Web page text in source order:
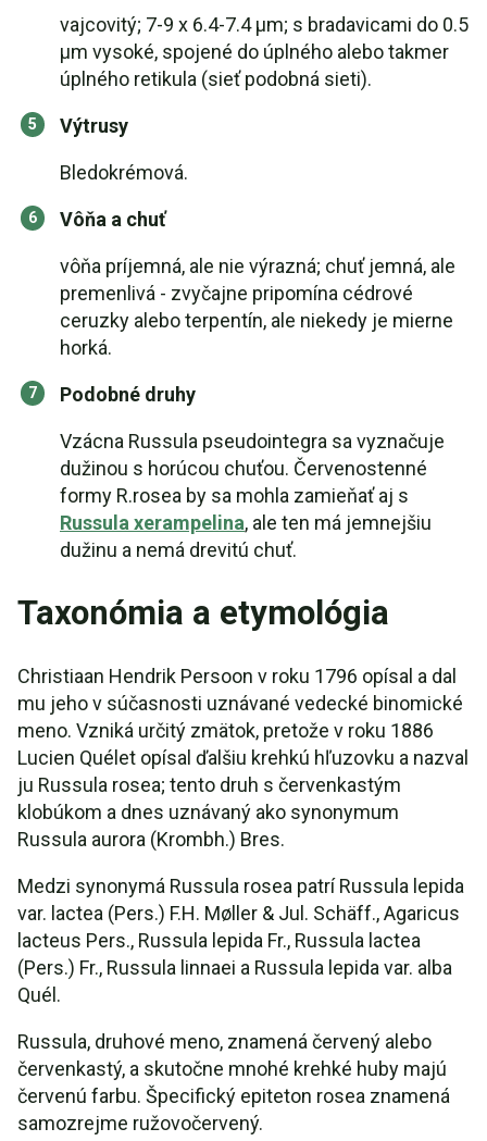
vajcovitý; 7-9 x 6.4-7.4 µm; s bradavicami do 0.5
µm vysoké, spojené do úplného alebo takmer
úplného retikula (sieť podobná sieti).
Výtrusy
Bledokrémová.
Vôňa a chuť
vôňa príjemná, ale nie výrazná; chuť jemná, ale
premenlivá - zvyčajne pripomína cédrové
ceruzky alebo terpentín, ale niekedy je mierne
horká.
Podobné druhy
Vzácna Russula pseudointegra sa vyznačuje
dužinou s horúcou chuťou. Červenostenné
formy R.rosea by sa mohla zamieňať aj s
Russula xerampelina, ale ten má jemnejšiu
dužinu a nemá drevitú chuť.
Taxonómia a etymológia
Christiaan Hendrik Persoon v roku 1796 opísal a dal
mu jeho v súčasnosti uznávané vedecké binomické
meno. Vzniká určitý zmätok, pretože v roku 1886
Lucien Quélet opísal ďalšiu krehkú hľuzovku a nazval
ju Russula rosea; tento druh s červenkastým
klobúkom a dnes uznávaný ako synonymum
Russula aurora (Krombh.) Bres.
Medzi synonymá Russula rosea patrí Russula lepida
var. lactea (Pers.) F.H. Møller & Jul. Schäff., Agaricus
lacteus Pers., Russula lepida Fr., Russula lactea
(Pers.) Fr., Russula linnaei a Russula lepida var. alba
Quél.
Russula, druhové meno, znamená červený alebo
červenkastý, a skutočne mnohé krehké huby majú
červenú farbu. Špecifický epiteton rosea znamená
samozrejme ružovočervený.